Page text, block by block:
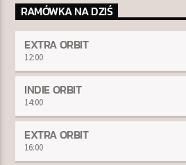
RAMÓWKA NA DZIŚ
EXTRA ORBIT
12:00
INDIE ORBIT
14:00
EXTRA ORBIT
16:00